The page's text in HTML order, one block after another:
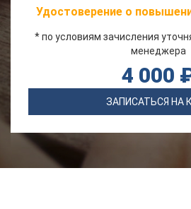
Удостоверение о
* по условиям зачисления
менеджера
4 000
ЗАПИСАТЬСЯ НА